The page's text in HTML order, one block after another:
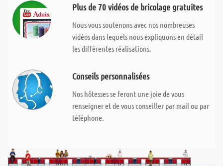
Plus de 70 vidéos de bricolage gratuites
Nous vous soutenons avec nos nombreuses
vidéos dans lequels nous expliquons en détail
les différentes réalisations.
Conseils personnalisées
Nos hôtesses se feront une joie de vous
renseigner et de vous conseiller par mail ou par
téléphone.